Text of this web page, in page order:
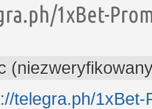
1xBet-
telegra.ph/